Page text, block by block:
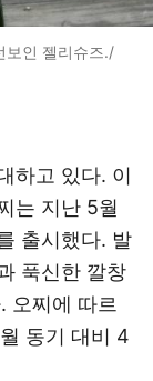
보인 젤리슈즈./
하고 있다. 이
는 지난 5월
출시했다. 발
푹신한 깔창
오찌에 따르
동기 대비 4